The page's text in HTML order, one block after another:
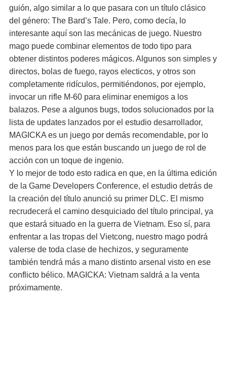
guión, algo similar a lo que pasara con un título clásico
del género: The Bard’s Tale. Pero, como decía, lo
interesante aquí son las mecánicas de juego. Nuestro
mago puede combinar elementos de todo tipo para
obtener distintos poderes mágicos. Algunos son simples y
directos, bolas de fuego, rayos electicos, y otros son
completamente ridículos, permitiéndonos, por ejemplo,
invocar un rifle M-60 para eliminar enemigos a los
balazos. Pese a algunos bugs, todos solucionados por la
lista de updates lanzados por el estudio desarrollador,
MAGICKA es un juego por demás recomendable, por lo
menos para los que están buscando un juego de rol de
acción con un toque de ingenio.
Y lo mejor de todo esto radica en que, en la última edición
de la Game Developers Conference, el estudio detrás de
la creación del título anunció su primer DLC. El mismo
recrudecerá el camino desquiciado del título principal, ya
que estará situado en la guerra de Vietnam. Eso sí, para
enfrentar a las tropas del Vietcong, nuestro mago podrá
valerse de toda clase de hechizos, y seguramente
también tendrá más a mano distinto arsenal visto en ese
conflicto bélico. MAGICKA: Vietnam saldrá a la venta
próximamente.